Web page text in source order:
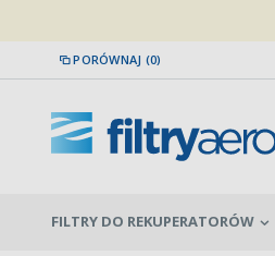
PORÓWNAJ (0)
FILTRY DO REKUPERATORÓW